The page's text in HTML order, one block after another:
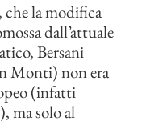
che la modifica
dall’attuale
Bersani
Monti) non era
(infatti
ma solo al